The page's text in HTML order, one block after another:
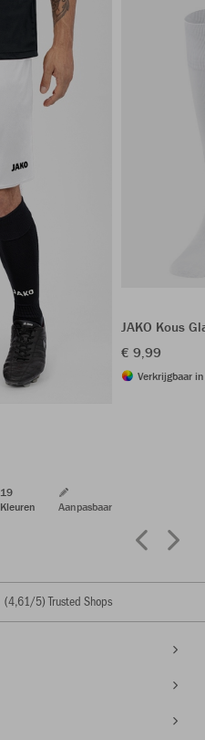
19
Kleuren
Aanpasbaar
JAKO Kous
€ 9,99
Verkrijgbaar
(4,61/5) Trusted Shops